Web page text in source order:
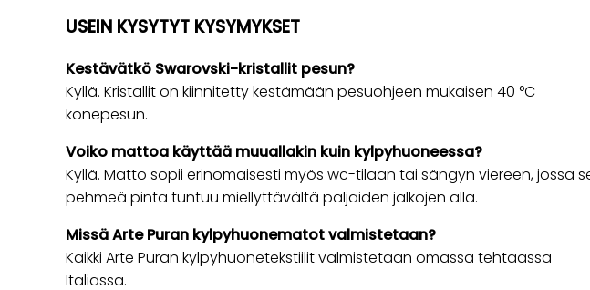
USEIN KYSYTYT KYSYMYKSET
Kestävätkö Swarovski-kristallit pesun?
Kyllä. Kristallit on kiinnitetty kestämään pesuohjeen mukaisen 40 °C
konepesun.
Voiko mattoa käyttää muuallakin kuin kylpyhuoneessa?
Kyllä. Matto sopii erinomaisesti myös wc-tilaan tai sängyn viereen, jossa
pehmeä pinta tuntuu miellyttävältä paljaiden jalkojen alla.
Missä Arte Puran kylpyhuonematot valmistetaan?
Kaikki Arte Puran kylpyhuonetekstiilit valmistetaan omassa tehtaassa
Italiassa.